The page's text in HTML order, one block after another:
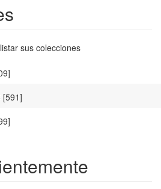
sus colecciones
[591]